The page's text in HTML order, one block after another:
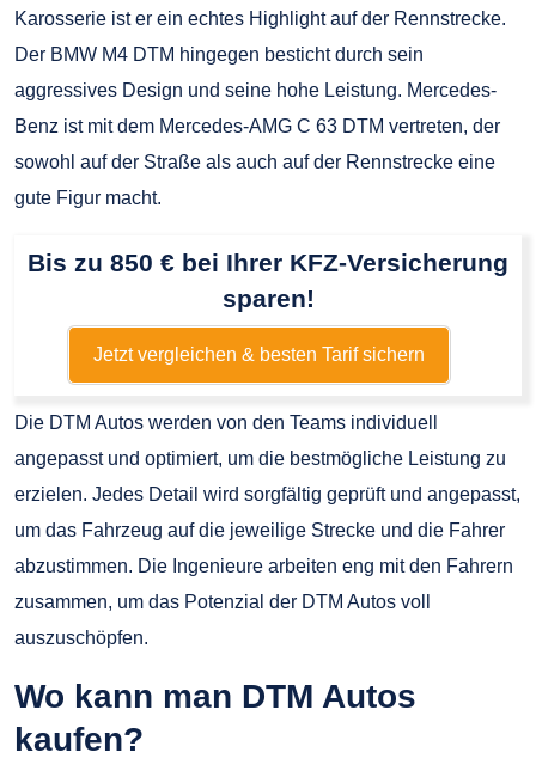
Karosserie ist er ein echtes Highlight auf der Rennstrecke.
Der BMW M4 DTM hingegen besticht durch sein
aggressives Design und seine hohe Leistung. Mercedes-
Benz ist mit dem Mercedes-AMG C 63 DTM vertreten, der
sowohl auf der Straße als auch auf der Rennstrecke eine
gute Figur macht.
Bis zu 850 € bei Ihrer KFZ-Versicherung
sparen!
Jetzt vergleichen & besten Tarif sichern
Die DTM Autos werden von den Teams individuell
angepasst und optimiert, um die bestmögliche Leistung zu
erzielen. Jedes Detail wird sorgfältig geprüft und angepasst,
um das Fahrzeug auf die jeweilige Strecke und die Fahrer
abzustimmen. Die Ingenieure arbeiten eng mit den Fahrern
zusammen, um das Potenzial der DTM Autos voll
auszuschöpfen.
Wo kann man DTM Autos
kaufen?